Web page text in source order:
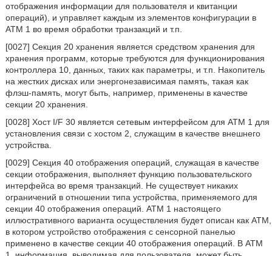
отображения информации для пользователя и квитанции
операций), и управляет каждым из элементов конфигурации в
ATM 1 во время обработки транзакций и т.п.
[0027] Секция 20 хранения является средством хранения для
хранения программ, которые требуются для функционирования
контроллера 10, данных, таких как параметры, и т.п. Накопитель
на жестких дисках или энергонезависимая память, такая как
флэш-память, могут быть, например, применены в качестве
секции 20 хранения.
[0028] Хост I/F 30 является сетевым интерфейсом для ATM 1 для
установления связи с хостом 2, служащим в качестве внешнего
устройства.
[0029] Секция 40 отображения операций, служащая в качестве
секции отображения, выполняет функцию пользовательского
интерфейса во время транзакций. Не существует никаких
ограничений в отношении типа устройства, применяемого для
секции 40 отображения операций. ATM 1 настоящего
иллюстративного варианта осуществления будет описан как ATM,
в котором устройство отображения с сенсорной панелью
применено в качестве секции 40 отображения операций. В ATM